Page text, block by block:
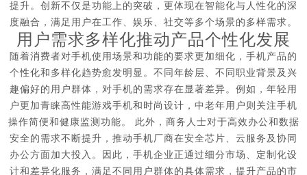
提升。创新不仅是功能上的突破，更体现在智能化与人性化的深
度融合，满足用户在工作、娱乐、社交等多个场景的多样需求。
用户需求多样化推动产品个性化发展
随着消费者对手机使用场景和功能的要求更加细化，手机产品的
个性化和多样化趋势愈发明显。不同年龄层、不同职业背景及兴
趣偏好的用户群体，对手机的需求存在显著差异。例如，年轻用
户更加青睐高性能游戏手机和时尚设计，中老年用户则关注手机
操作简便和健康监测功能。 此外，商务人士对于高效办公和数据
安全的需求不断提升，推动手机厂商在安全芯片、云服务及协同
办公方面加大投入。因此，手机企业正通过细分市场、定制化设
计和差异化服务，满足不同用户群体的具体需求，提升产品的市